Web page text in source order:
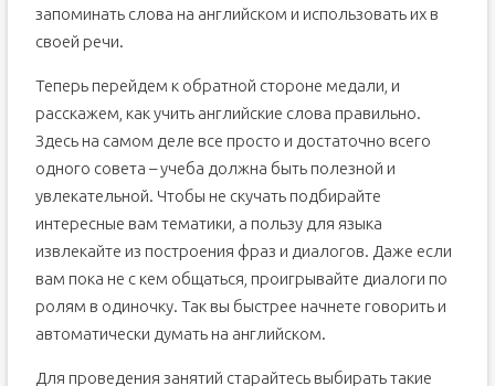
запоминать слова на английском и использовать их в
своей речи.
Теперь перейдем к обратной стороне медали, и
расскажем, как учить английские слова правильно.
Здесь на самом деле все просто и достаточно всего
одного совета – учеба должна быть полезной и
увлекательной. Чтобы не скучать подбирайте
интересные вам тематики, а пользу для языка
извлекайте из построения фраз и диалогов. Даже если
вам пока не с кем общаться, проигрывайте диалоги по
ролям в одиночку. Так вы быстрее начнете говорить и
автоматически думать на английском.
Для проведения занятий старайтесь выбирать такие